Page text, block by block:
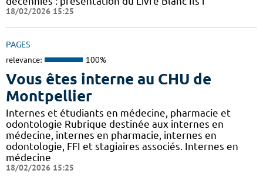
18/02/2026 15:25
PAGES
relevance: 100%
Vous êtes interne au CHU de
Montpellier
Internes et étudiants en médecine, pharmacie et
odontologie Rubrique destinée aux internes en
médecine, internes en pharmacie, internes en
odontologie, FFI et stagiaires associés. Internes en
médecine
18/02/2026 15:25